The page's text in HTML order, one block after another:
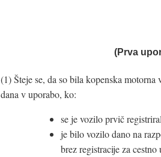
(Prva
(1) Šteje se, da so bila kopenska
dana v uporabo, ko:
se je vozilo prvič
je bilo vozilo dano na
brez registracije za